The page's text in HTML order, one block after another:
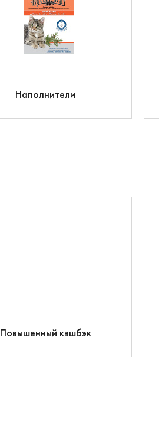
Наполнители
Повышенный кэшбэк